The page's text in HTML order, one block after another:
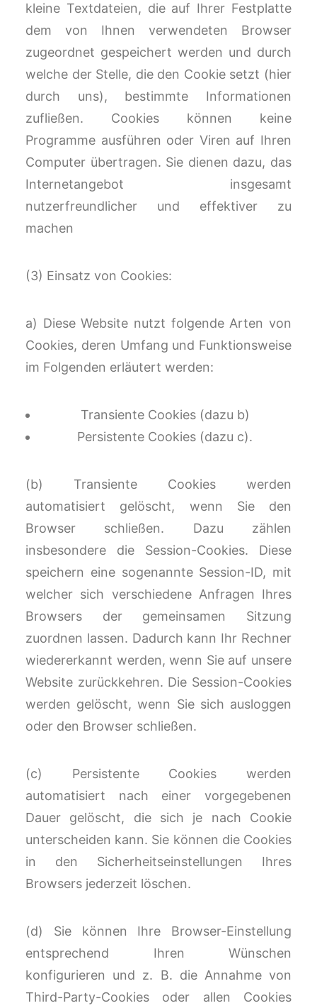
kleine Textdateien, die auf Ihrer Festplatte
dem von Ihnen verwendeten Browser
zugeordnet gespeichert werden und durch
welche der Stelle, die den Cookie setzt (hier
durch uns), bestimmte Informationen
zufließen. Cookies können keine
Programme ausführen oder Viren auf Ihren
Computer übertragen. Sie dienen dazu, das
Internetangebot insgesamt
nutzerfreundlicher und effektiver zu
machen
(3) Einsatz von Cookies:
a) Diese Website nutzt folgende Arten von
Cookies, deren Umfang und Funktionsweise
im Folgenden erläutert werden:
Transiente Cookies (dazu b)
Persistente Cookies (dazu c).
(b) Transiente Cookies werden
automatisiert gelöscht, wenn Sie den
Browser schließen. Dazu zählen
insbesondere die Session-Cookies. Diese
speichern eine sogenannte Session-ID, mit
welcher sich verschiedene Anfragen Ihres
Browsers der gemeinsamen Sitzung
zuordnen lassen. Dadurch kann Ihr Rechner
wiedererkannt werden, wenn Sie auf unsere
Website zurückkehren. Die Session-Cookies
werden gelöscht, wenn Sie sich ausloggen
oder den Browser schließen.
(c) Persistente Cookies werden
automatisiert nach einer vorgegebenen
Dauer gelöscht, die sich je nach Cookie
unterscheiden kann. Sie können die Cookies
in den Sicherheitseinstellungen Ihres
Browsers jederzeit löschen.
(d) Sie können Ihre Browser-Einstellung
entsprechend Ihren Wünschen
konfigurieren und z. B. die Annahme von
Third-Party-Cookies oder allen Cookies